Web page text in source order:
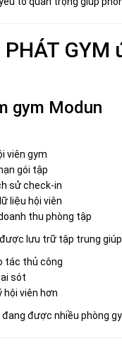
PHÁT
gym Modun
viên gym
gói tập
sử check-in
liệu hội viên
thu phòng tập
lưu trữ tập trung
tác thủ công
sót
hội viên hơn
được nhiều phòng